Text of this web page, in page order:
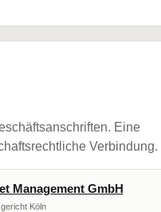
Eine
Verbindung.
Management GmbH
Köln